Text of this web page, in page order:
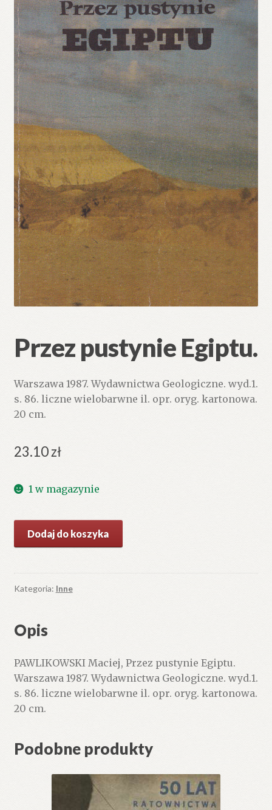
Przez pustynie Egiptu.
Warszawa 1987. Wydawnictwa Geologiczne. wyd.1.
s. 86. liczne wielobarwne il. opr. oryg. kartonowa.
20 cm.
23.10zł
1 w magazynie
Przez
Egiptu.
Dodaj do koszyka
Kategoria: Inne
Opis
PAWLIKOWSKI Maciej, Przez pustynie Egiptu.
Warszawa 1987. Wydawnictwa Geologiczne. wyd.1.
s. 86. liczne wielobarwne il. opr. oryg. kartonowa.
20 cm.
Podobne produkty